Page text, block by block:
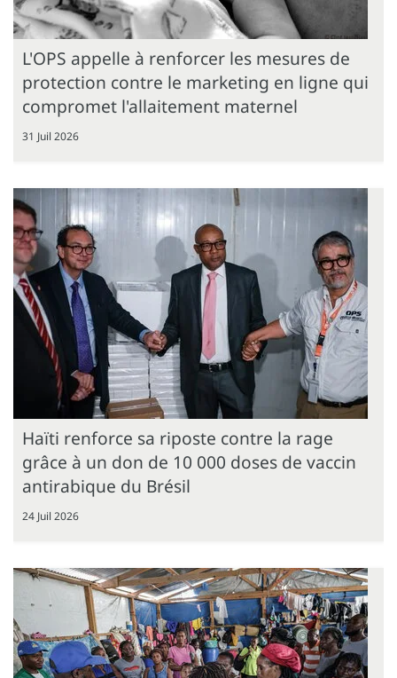
L'OPS appelle à renforcer les mesures de
protection contre le marketing en ligne qui
compromet l'allaitement maternel
31 Juil 2026
Haïti renforce sa riposte contre la rage
grâce à un don de 10 000 doses de vaccin
antirabique du Brésil
24 Juil 2026